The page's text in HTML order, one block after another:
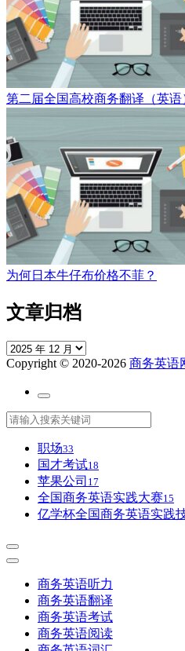
第二届全国高校商务翻译（英
为何日本牛仔布价格不菲？
文章归档
文
章
Copyright © 2020-2026 商务英语
职场33
国才考试18
苹果公司 17
全国商务英语实践大赛15
亿学杯全国商务英语实践
商务英语听力
商务英语翻译
商务英语考试
商务英语阅读